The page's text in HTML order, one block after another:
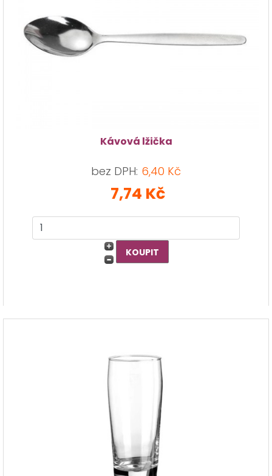
Kávová lžička
bez DPH: 6,40 Kč
7,74 Kč